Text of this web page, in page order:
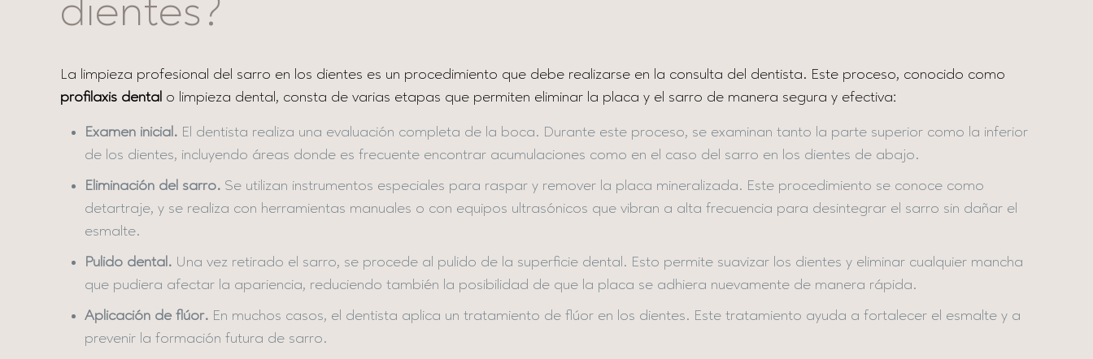
dientes?
La limpieza profesional del sarro en los dientes es un procedimiento que debe realizarse en la consulta del dentista. Este proceso, conocido como
profilaxis dental o limpieza dental, consta de varias etapas que permiten eliminar la placa y el sarro de manera segura y efectiva:
Examen inicial. El dentista realiza una evaluación completa de la boca. Durante este proceso, se examinan tanto la parte superior como la inferior
de los dientes, incluyendo áreas donde es frecuente encontrar acumulaciones como en el caso del sarro en los dientes de abajo.
Eliminación del sarro. Se utilizan instrumentos especiales para raspar y remover la placa mineralizada. Este procedimiento se conoce como
detartraje, y se realiza con herramientas manuales o con equipos ultrasónicos que vibran a alta frecuencia para desintegrar el sarro sin dañar el
esmalte.
Pulido dental. Una vez retirado el sarro, se procede al pulido de la superficie dental. Esto permite suavizar los dientes y eliminar cualquier mancha
que pudiera afectar la apariencia, reduciendo también la posibilidad de que la placa se adhiera nuevamente de manera rápida.
Aplicación de flúor. En muchos casos, el dentista aplica un tratamiento de flúor en los dientes. Este tratamiento ayuda a fortalecer el esmalte y a
prevenir la formación futura de sarro.